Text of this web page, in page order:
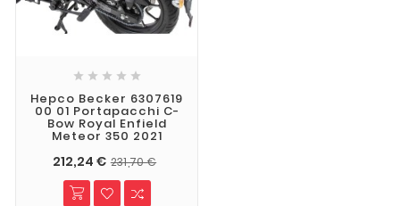
    
Hepco Becker 6307619
00 01 Portapacchi C-
Bow Royal Enfield
Meteor 350 2021
212,24 € 231,70 €